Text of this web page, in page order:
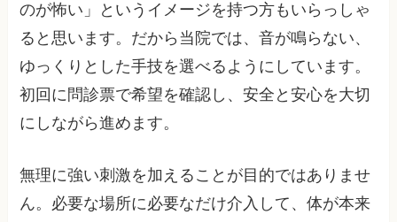
のが怖い」というイメージを持つ方もいらっしゃ
ると思います。だから当院では、音が鳴らない、
ゆっくりとした手技を選べるようにしています。
初回に問診票で希望を確認し、安全と安心を大切
にしながら進めます。
無理に強い刺激を加えることが目的ではありませ
ん。必要な場所に必要なだけ介入して、体が本来